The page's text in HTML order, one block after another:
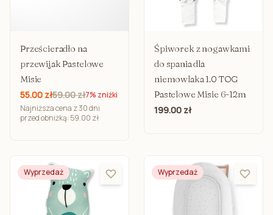
Prześcieradło na
przewijak Pastelowe
Misie
55.00 zł59.00 zł7% zniżki
Najniższa cena z 30 dni
przed obniżką: 59.00 zł
Śpiworek z nogawkami
do spania dla
niemowlaka 1.0 TOG
Pastelowe Misie 6-12m
199.00 zł
Wyprzedaż Wyprzedaż